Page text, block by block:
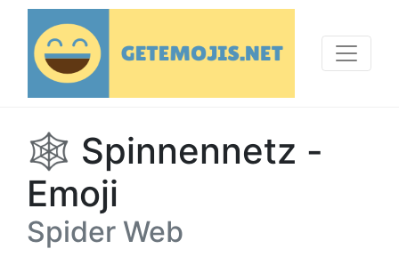
🕸 Spinnennetz -
Emoji
Spider Web